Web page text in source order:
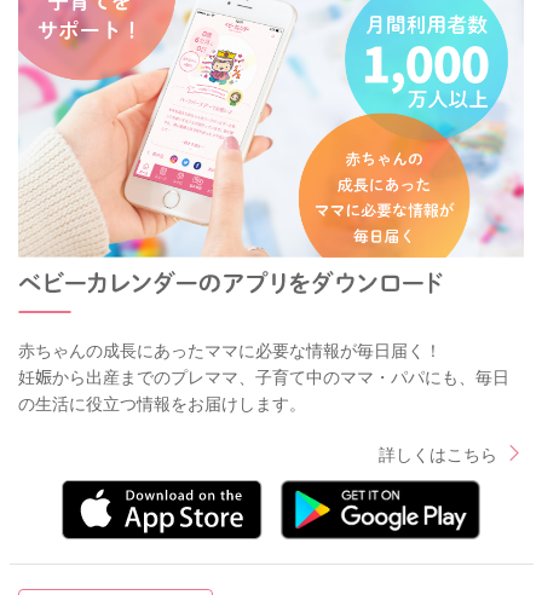
赤ちゃんの成長にあったママに必要な情報が毎日届く！
妊娠から出産までのプレママ、子育て中のママ・パパにも、毎日
の生活に役立つ情報をお届けします。
詳しくはこちら